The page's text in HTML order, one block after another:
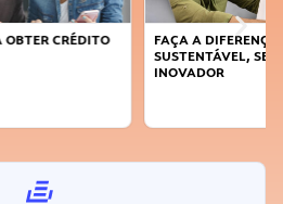
FAÇA A DIFERENÇA: SEJA
SUSTENTÁVEL, SEJA